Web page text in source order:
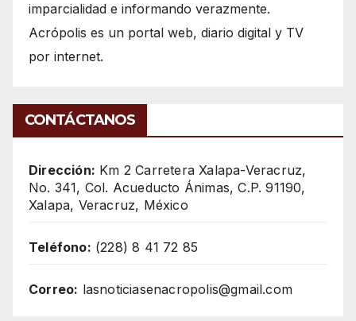
imparcialidad e informando verazmente.
Acrópolis es un portal web, diario digital y TV
por internet.
CONTÁCTANOS
Dirección: Km 2 Carretera Xalapa-Veracruz,
No. 341, Col. Acueducto Ánimas, C.P. 91190,
Xalapa, Veracruz, México
Teléfono: (228) 8 41 72 85
Correo: lasnoticiasenacropolis@gmail.com